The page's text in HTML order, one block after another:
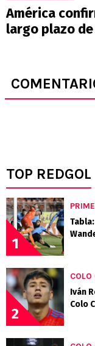
América
largo plazo
TOP REDGOL
1
2
COLO
Iván
Colo